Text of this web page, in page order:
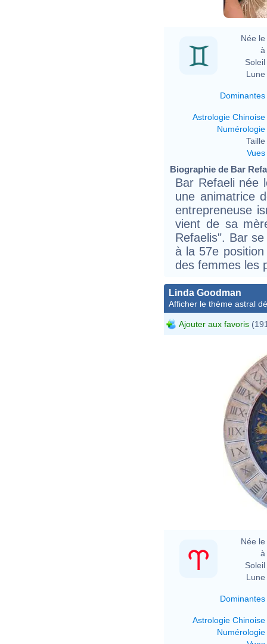
Née le
à
Soleil
Lune
Dominantes
Astrologie Chinoise
Numérologie
Taille
Vues
Biographie de Bar
Bar Refaeli née
une animatrice
entrepreneuse
vient de sa
Refaelis". Bar
à la 57e
des femmes les
Linda Goodman
Afficher le thème astral
Ajouter aux favoris
Née le
à
Soleil
Lune
Dominantes
Astrologie Chinoise
Numérologie